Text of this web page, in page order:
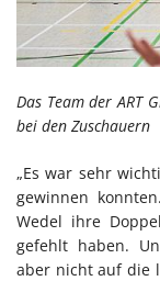
Das Team der ART
bei den Zuschauern
„Es war sehr
gewinnen
Wedel ihre
gefehlt haben.
aber nicht auf die